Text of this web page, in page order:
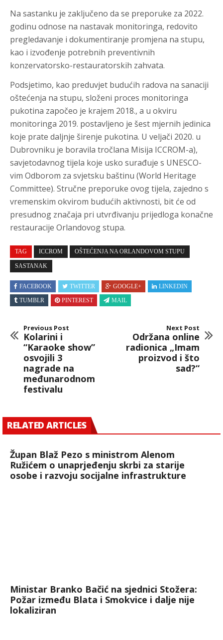
Na sastanku je zaključeno da se preporuke za 2022.
godinu odnose na nastavak monitoringa, redovito
pregledavanje i dokumentiranje promjena na stupu,
kao i izvođenje potrebnih preventivnih
konzervatorsko-restauratorskih zahvata.
Podsjetimo, kao preduvjet budućih radova na sanaciji
oštećenja na stupu, složeni proces monitoringa
pukotina započeo je krajem 2018., a u okviru
monitoringa 2019. postavljeno je šest mjernih jedinica
koje prate daljnje širenje pukotina. U veljači 2020. u
Dubrovniku je boravila tročlana Misija ICCROM-a),
savjetodavnog tijela koje usko surađuje s UNESCO-
vim Odborom za svjetsku baštinu (World Heritage
Committee). Stručne preporuke ovog tijela, zajedno s
vremenskim okvirom budućih aktivnosti, bit će od
presudnog značaja pri utvrđivanju prijedloga konačne
restauracije Orlandovog stupa.
TAG ICCROM OŠTEĆENJA NA ORLANDOVOM STUPU
SASTANAK
FACEBOOK TWITTER GOOGLE+
LINKEDIN
TUMBLR
PINTEREST MAIL
Previous Post
Kolarini i
“Karaoke show”
osvojili 3
nagrade na
međunarodnom
festivalu
Next Post
Održana online
radionica „Imam
proizvod i što
sad?“
RELATED ARTICLES
Župan Blaž Pezo s ministrom Alenom
Ružićem o unaprjeđenju skrbi za starije
osobe i razvoju socijalne infrastrukture
Ministar Branko Bačić na sjednici Stožera:
Požar između Blata i Smokvice i dalje nije
lokaliziran